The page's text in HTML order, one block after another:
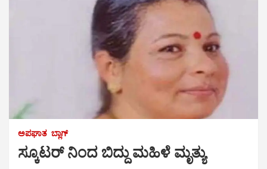
ಅಪಘಾತ ಬ್ಲಾಗ್
ಸ್ಕೂಟರ್ ನಿಂದ ಬಿದ್ದು ಮಹಿಳೆ ಮೃತ್ಯು